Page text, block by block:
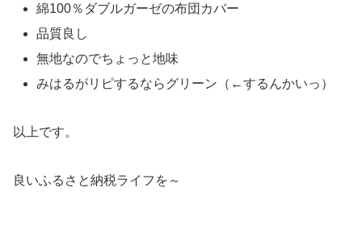
綿100％ダブルガーゼの布団カバー
品質良し
無地なのでちょっと地味
みはるがリピするならグリーン（←するんかいっ）
以上です。
良いふるさと納税ライフを～